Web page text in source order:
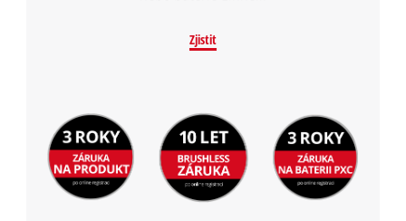
Zjistit